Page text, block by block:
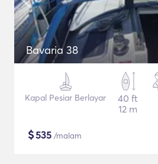
Bavaria 38
Kapal Pesiar Berlayar
40 ft
12 m
$535 /malam